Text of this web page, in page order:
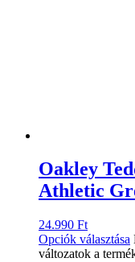
Oakley
Athletic
24.990 Ft
Opciók választása
változatok a